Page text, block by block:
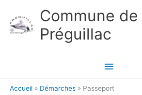
Commune de
Préguillac
Menu
principal
Accueil Démarches Passeport